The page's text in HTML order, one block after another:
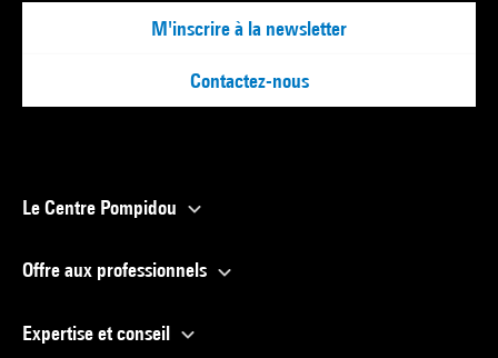
M'inscrire à la newsletter
Contactez-nous
Le Centre Pompidou
Offre aux professionnels
Expertise et conseil